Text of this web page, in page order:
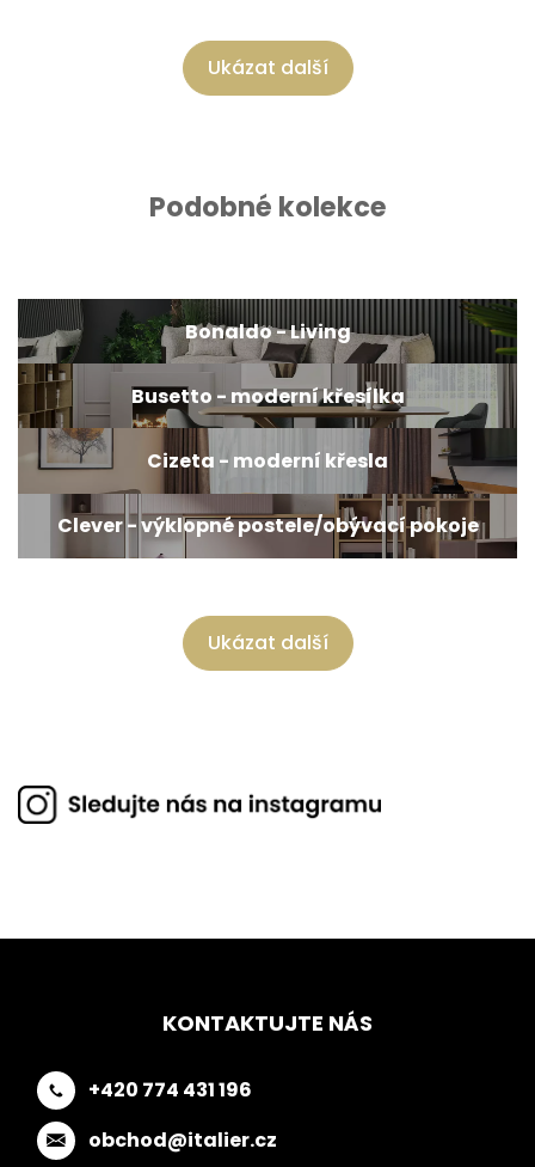
Ukázat další
Podobné kolekce
Bonaldo - Living
Busetto - moderní křesílka
Cizeta - moderní křesla
Clever - výklopné postele/obývací pokoje
Ukázat další
KONTAKTUJTE NÁS
+420 774 431 196
obchod@italier.cz